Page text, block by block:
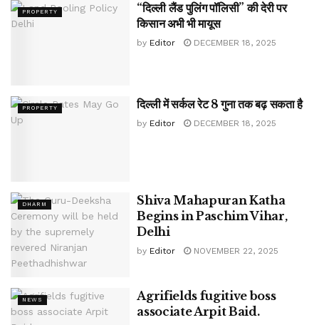
PROPERTY
“दिल्ली लैंड पुलिंग पॉलिसी” की देरी पर
किसान अभी भी मायूस
by Editor DECEMBER 18, 2025
PROPERTY दिल्ली में सर्कल रेट 8 गुना तक बढ़ सकता है
by Editor DECEMBER 18, 2025
DHARM
Shiva Mahapuran Katha
Begins in Paschim Vihar,
Delhi
by Editor NOVEMBER 22, 2025
NEWS
Agrifields fugitive boss
associate Arpit Baid.